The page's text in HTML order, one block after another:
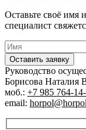
Оставьте своё имя
специалист
Оставить заявку
Руководство
Борисова Наталия
моб.: +7 985 764-
email: